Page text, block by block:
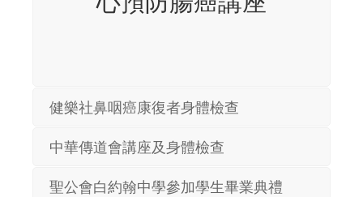
健樂社鼻咽癌康復者身體檢查
中華傳道會講座及身體檢查
聖公會白約翰中學參加學生畢業典禮